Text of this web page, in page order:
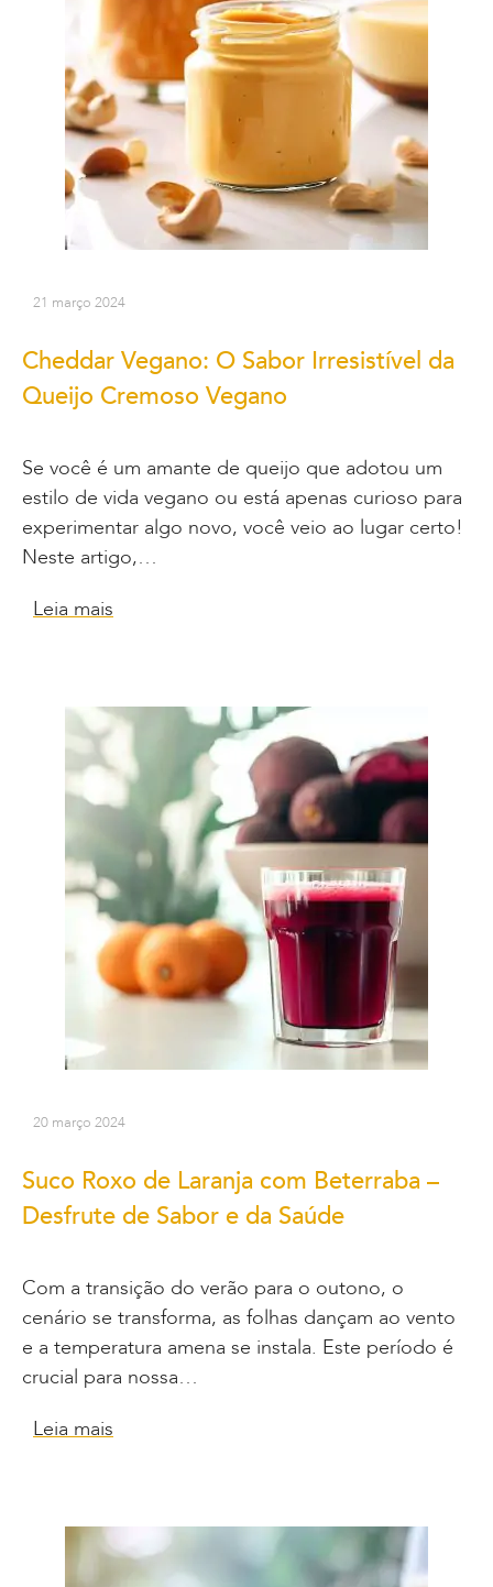
21 março 2024
Cheddar Vegano: O Sabor Irresistível da
Queijo Cremoso Vegano
Se você é um amante de queijo que adotou um
estilo de vida vegano ou está apenas curioso para
experimentar algo novo, você veio ao lugar certo!
Neste artigo,…
Leia mais
20 março 2024
Suco Roxo de Laranja com Beterraba –
Desfrute de Sabor e da Saúde
Com a transição do verão para o outono, o
cenário se transforma, as folhas dançam ao vento
e a temperatura amena se instala. Este período é
crucial para nossa…
Leia mais